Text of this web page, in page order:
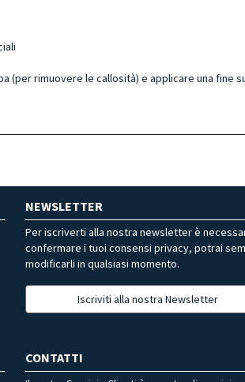
(per rimuovere le callosità) e applicare una fine
NEWSLETTER
Per iscriverti alla nostra newsletter è
confermare i tuoi consensi privacy, potrai
modificarli in qualsiasi momento.
Iscriviti alla nostra Newsletter
CONTATTI